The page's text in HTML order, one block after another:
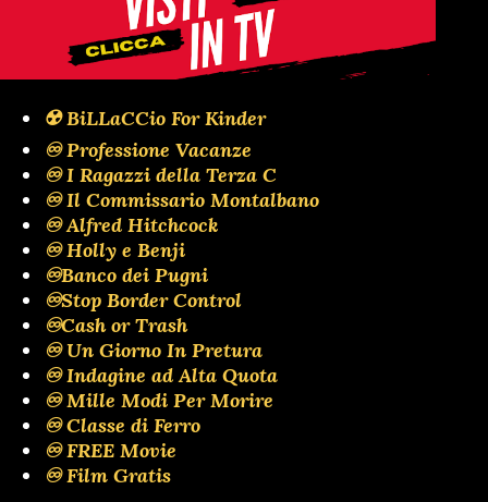
☢️ BiLLaCCio For Kinder
♾️ Professione Vacanze
♾️ I Ragazzi della Terza C
♾️ Il Commissario Montalbano
♾️ Alfred Hitchcock
♾️ Holly e Benji
♾️Banco dei Pugni
♾️Stop Border Control
♾️Cash or Trash
♾️ Un Giorno In Pretura
♾️ Indagine ad Alta Quota
♾️ Mille Modi Per Morire
♾️ Classe di Ferro
♾️ FREE Movie
♾️ Film Gratis